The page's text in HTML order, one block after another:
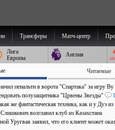
Трансферы Матч-центр
Лига
Европы
Англия
Читаемые
пенальти в ворота "Спартака" за игру Ву
полузащитника "Црвены Звезды"
1
же фантастическая техника, как и у Дуэ
возглавил клуб из Казахстана
Уругвая заявил, что его клиент может